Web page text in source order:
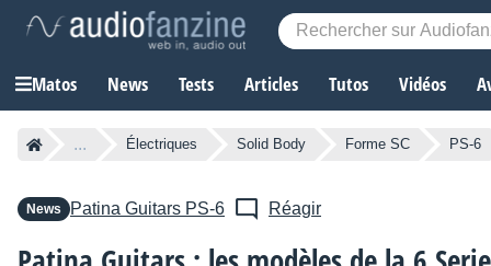
Matos News Tests Articles Tutos Vidéos
... Électriques Solid Body Forme SC PS-6
News Patina Guitars PS-6 Réagir